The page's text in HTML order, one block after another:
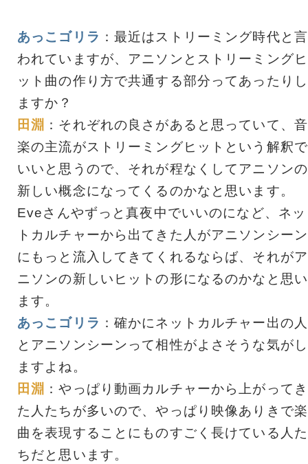
あっこゴリラ ：最近はストリーミング時代と言
われていますが、アニソンとストリーミングヒ
ット曲の作り方で共通する部分ってあったりし
ますか？
田淵 ：それぞれの良さがあると思っていて、音
楽の主流がストリーミングヒットという解釈で
いいと思うので、それが程なくしてアニソンの
新しい概念になってくるのかなと思います。
Eveさんやずっと真夜中でいいのになど、ネッ
トカルチャーから出てきた人がアニソンシーン
にもっと流入してきてくれるならば、それがア
ニソンの新しいヒットの形になるのかなと思い
ます。
あっこゴリラ ：確かにネットカルチャー出の人
とアニソンシーンって相性がよさそうな気がし
ますよね。
田淵 ：やっぱり動画カルチャーから上がってき
た人たちが多いので、やっぱり映像ありきで楽
曲を表現することにものすごく長けている人た
ちだと思います。